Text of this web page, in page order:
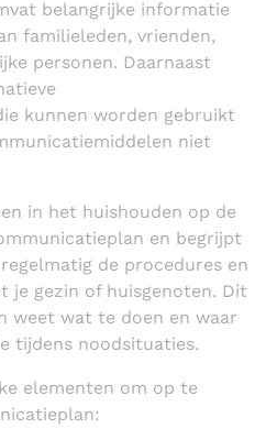
belangrijke informatie
familieleden, vrienden,
personen. Daarnaast
kunnen worden gebruikt
niet
in het huishouden op de
en begrijpt
de procedures en
je gezin of huisgenoten. Dit
weet wat te doen en waar
tijdens noodsituaties.
elementen om op te